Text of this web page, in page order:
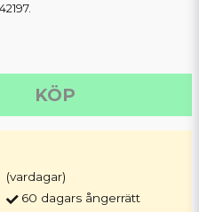
KÖP
(vardagar)
60 dagars ångerrätt